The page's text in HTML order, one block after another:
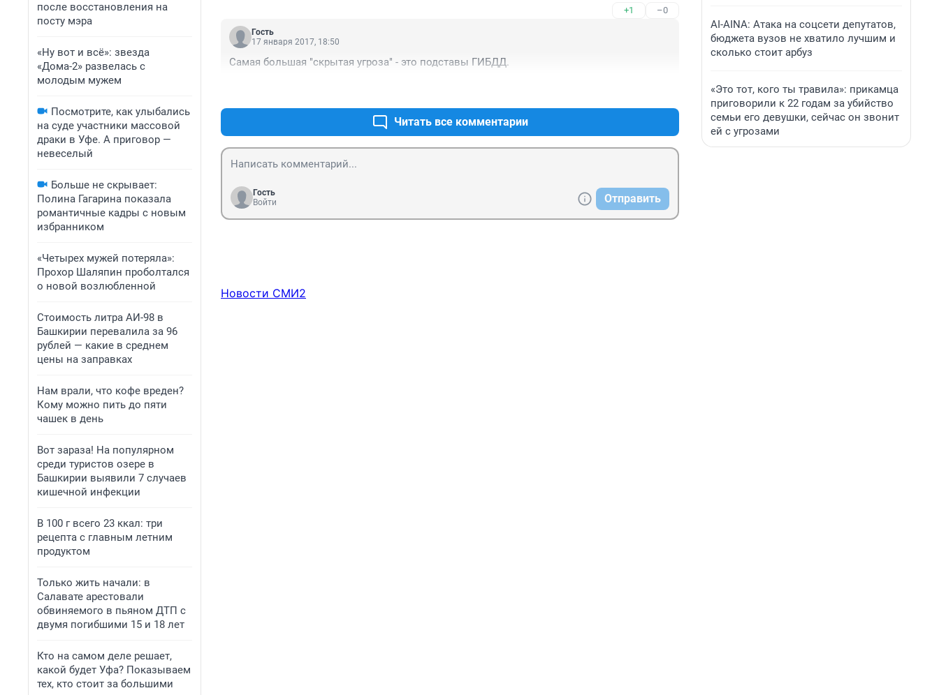
после восстановления на
посту мэра
«Ну вот и всё»: звезда
«Дома-2» развелась с
молодым мужем
Посмотрите, как улыбались
на суде участники массовой
драки в Уфе. А приговор —
невеселый
Больше не скрывает:
Полина Гагарина показала
романтичные кадры с новым
избранником
«Четырех мужей потеряла»:
Прохор Шаляпин проболтался
о новой возлюбленной
Стоимость литра АИ-98 в
Башкирии перевалила за 96
рублей — какие в среднем
цены на заправках
Нам врали, что кофе вреден?
Кому можно пить до пяти
чашек в день
Вот зараза! На популярном
среди туристов озере в
Башкирии выявили 7 случаев
кишечной инфекции
В 100 г всего 23 ккал: три
рецепта с главным летним
продуктом
Только жить начали: в
Салавате арестовали
обвиняемого в пьяном ДТП с
двумя погибшими 15 и 18 лет
Кто на самом деле решает,
какой будет Уфа? Показываем
тех, кто стоит за большими
+1 –0
Гость
17 января 2017, 18:50
Самая большая "скрытая угроза" - это подставы ГИБДД.
Читать все комментарии
Гость
Войти
Отправить
Новости СМИ2
AI-AINA: Атака на соцсети депутатов,
бюджета вузов не хватило лучшим и
сколько стоит арбуз
«Это тот, кого ты травила»: прикамца
приговорили к 22 годам за убийство
семьи его девушки, сейчас он звонит
ей с угрозами